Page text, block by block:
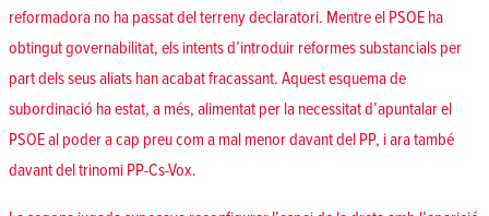
reformadora no ha passat del terreny declaratori. Mentre el PSOE ha
obtingut governabilitat, els intents d’introduir reformes substancials per
part dels seus aliats han acabat fracassant. Aquest esquema de
subordinació ha estat, a més, alimentat per la necessitat d’apuntalar el
PSOE al poder a cap preu com a mal menor davant del PP, i ara també
davant del trinomi PP-Cs-Vox.